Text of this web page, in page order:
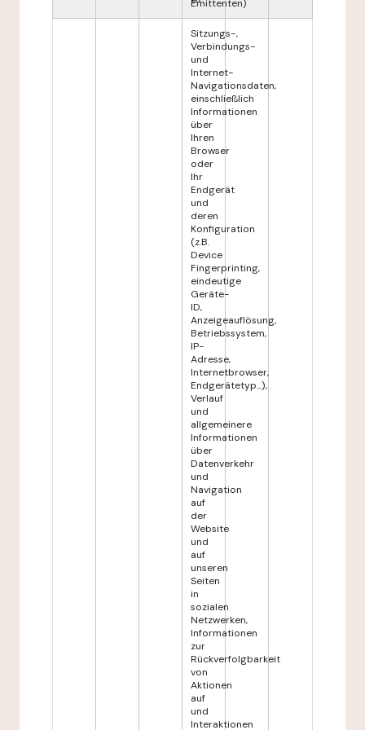
Emittenten)
Sitzungs-,
Verbindungs-
und
Internet-
Navigationsdaten,
einschließlich
Informationen
über
Ihren
Browser
oder
Ihr
Endgerät
und
deren
Konfiguration
(z.B.
Device
Fingerprinting,
eindeutige
Geräte-
ID,
Anzeigeauflösung,
Betriebssystem,
IP-
Adresse,
Internetbrowser,
Endgerätetyp...),
Verlauf
und
allgemeinere
Informationen
über
Datenverkehr
und
Navigation
auf
der
Website
und
auf
unseren
Seiten
in
sozialen
Netzwerken,
Informationen
zur
Rückverfolgbarkeit
von
Aktionen
auf
und
Interaktionen